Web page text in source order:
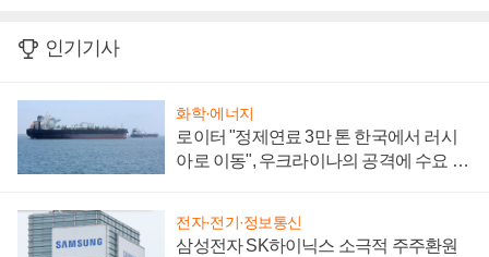
인기기사
화학·에너지
로이터 "정제연료 3만 톤 한국에서 러시
아로 이동", 우크라이나의 공격에 수요 늘
전자·전기·정보통신
삼성전자 SK하이닉스 소극적 주주환원